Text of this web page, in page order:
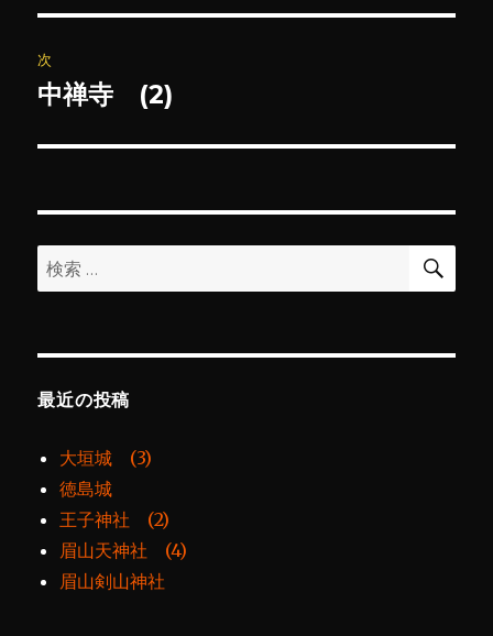
ビ
ゲ
ー
ン
投
稿:
次
次
投
中禅寺 (2)
検
索:
検
最近の投稿
大垣城 (3)
徳島城
王子神社 (2)
眉山天神社 (4)
眉山剣山神社